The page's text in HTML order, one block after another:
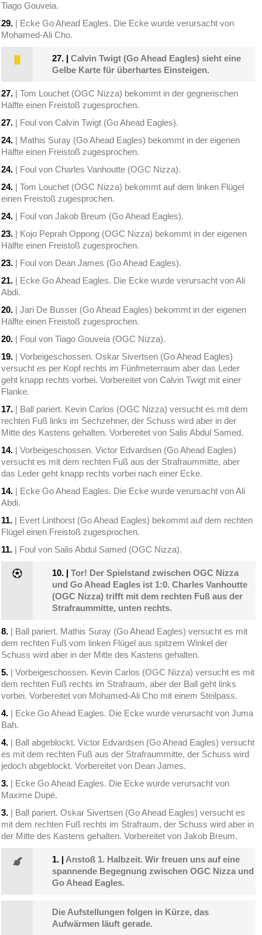
Tiago Gouveia.
29. | Ecke Go Ahead Eagles. Die Ecke wurde verursacht von
Mohamed-Ali Cho.
27. |Calvin Twigt (Go Ahead Eagles) sieht eine
Gelbe Karte für überhartes Einsteigen.
27. | Tom Louchet (OGC Nizza) bekommt in der gegnerischen
Hälfte einen Freistoß zugesprochen.
27. | Foul von Calvin Twigt (Go Ahead Eagles).
24. | Mathis Suray (Go Ahead Eagles) bekommt in der eigenen
Hälfte einen Freistoß zugesprochen.
24. | Foul von Charles Vanhoutte (OGC Nizza).
24. | Tom Louchet (OGC Nizza) bekommt auf dem linken Flügel
einen Freistoß zugesprochen.
24. | Foul von Jakob Breum (Go Ahead Eagles).
23. | Kojo Peprah Oppong (OGC Nizza) bekommt in der eigenen
Hälfte einen Freistoß zugesprochen.
23. | Foul von Dean James (Go Ahead Eagles).
21. | Ecke Go Ahead Eagles. Die Ecke wurde verursacht von Ali
Abdi.
20. | Jari De Busser (Go Ahead Eagles) bekommt in der eigenen
Hälfte einen Freistoß zugesprochen.
20. | Foul von Tiago Gouveia (OGC Nizza).
19. | Vorbeigeschossen. Oskar Sivertsen (Go Ahead Eagles)
versucht es per Kopf rechts im Fünfmeterraum aber das Leder
geht knapp rechts vorbei. Vorbereitet von Calvin Twigt mit einer
Flanke.
17. | Ball pariert. Kevin Carlos (OGC Nizza) versucht es mit dem
rechten Fuß links im Sechzehner, der Schuss wird aber in der
Mitte des Kastens gehalten. Vorbereitet von Salis Abdul Samed.
14. | Vorbeigeschossen. Victor Edvardsen (Go Ahead Eagles)
versucht es mit dem rechten Fuß aus der Strafraummitte, aber
das Leder geht knapp rechts vorbei nach einer Ecke.
14. | Ecke Go Ahead Eagles. Die Ecke wurde verursacht von Ali
Abdi.
11. | Evert Linthorst (Go Ahead Eagles) bekommt auf dem rechten
Flügel einen Freistoß zugesprochen.
11. | Foul von Salis Abdul Samed (OGC Nizza).
10. |Tor! Der Spielstand zwischen OGC Nizza
und Go Ahead Eagles ist 1:0. Charles Vanhoutte
(OGC Nizza) trifft mit dem rechten Fuß aus der
Strafraummitte, unten rechts.
8. | Ball pariert. Mathis Suray (Go Ahead Eagles) versucht es mit
dem rechten Fuß vom linken Flügel aus spitzem Winkel der
Schuss wird aber in der Mitte des Kastens gehalten.
5. | Vorbeigeschossen. Kevin Carlos (OGC Nizza) versucht es mit
dem rechten Fuß rechts im Strafraum, aber der Ball geht links
vorbei. Vorbereitet von Mohamed-Ali Cho mit einem Steilpass.
4. | Ecke Go Ahead Eagles. Die Ecke wurde verursacht von Juma
Bah.
4. | Ball abgeblockt. Victor Edvardsen (Go Ahead Eagles) versucht
es mit dem rechten Fuß aus der Strafraummitte, der Schuss wird
jedoch abgeblockt. Vorbereitet von Dean James.
3. | Ecke Go Ahead Eagles. Die Ecke wurde verursacht von
Maxime Dupé.
3. | Ball pariert. Oskar Sivertsen (Go Ahead Eagles) versucht es
mit dem rechten Fuß rechts im Strafraum, der Schuss wird aber in
der Mitte des Kastens gehalten. Vorbereitet von Jakob Breum.
1. | Anstoß 1. Halbzeit. Wir freuen uns auf eine
spannende Begegnung zwischen OGC Nizza und
Go Ahead Eagles.
Die Aufstellungen folgen in Kürze, das
Aufwärmen läuft gerade.